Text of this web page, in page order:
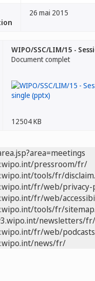
26 mai 2015
WIPO/SSC/LIM/15 -
Document complet
12504 KB
pressroom/fr/
tools/fr/
fr/web/privacy-
fr/web/
tools/fr/
newsletters/fr/
fr/web/
news/fr/